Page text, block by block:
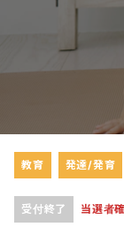
教育 発達/発育
受付終了 当選者